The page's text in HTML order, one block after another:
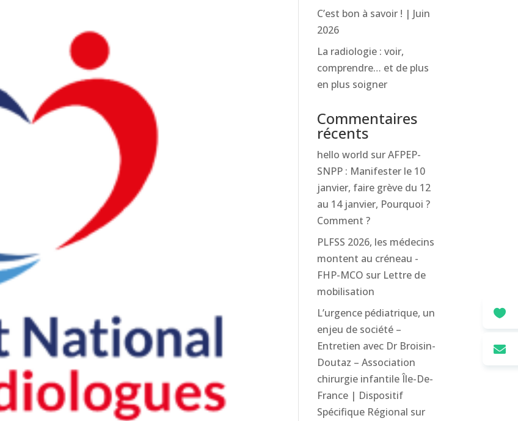


C’est bon à savoir ! | Juin
2026
La radiologie : voir,
comprendre… et de plus
en plus soigner
Commentaires
récents
hello world surAFPEP-
SNPP : Manifester le 10
janvier, faire grève du 12
au 14 janvier, Pourquoi ?
Comment ?
PLFSS 2026, les médecins
montent au créneau -
FHP-MCO sur Lettre de
mobilisation
L’urgence pédiatrique, un
enjeu de société –
Entretien avec Dr Broisin-
Doutaz – Association
chirurgie infantile Île-De-
France | Dispositif
Spécifique Régional sur